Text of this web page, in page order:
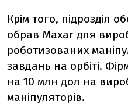
Крім того, підрозділ
обрав Maxar для
роботизованих
завдань на орбіті.
на 10 млн дол на
маніпуляторів.